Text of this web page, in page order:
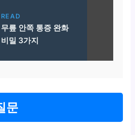
READ
무릎 안쪽 통증 완화
비밀 3가지
문